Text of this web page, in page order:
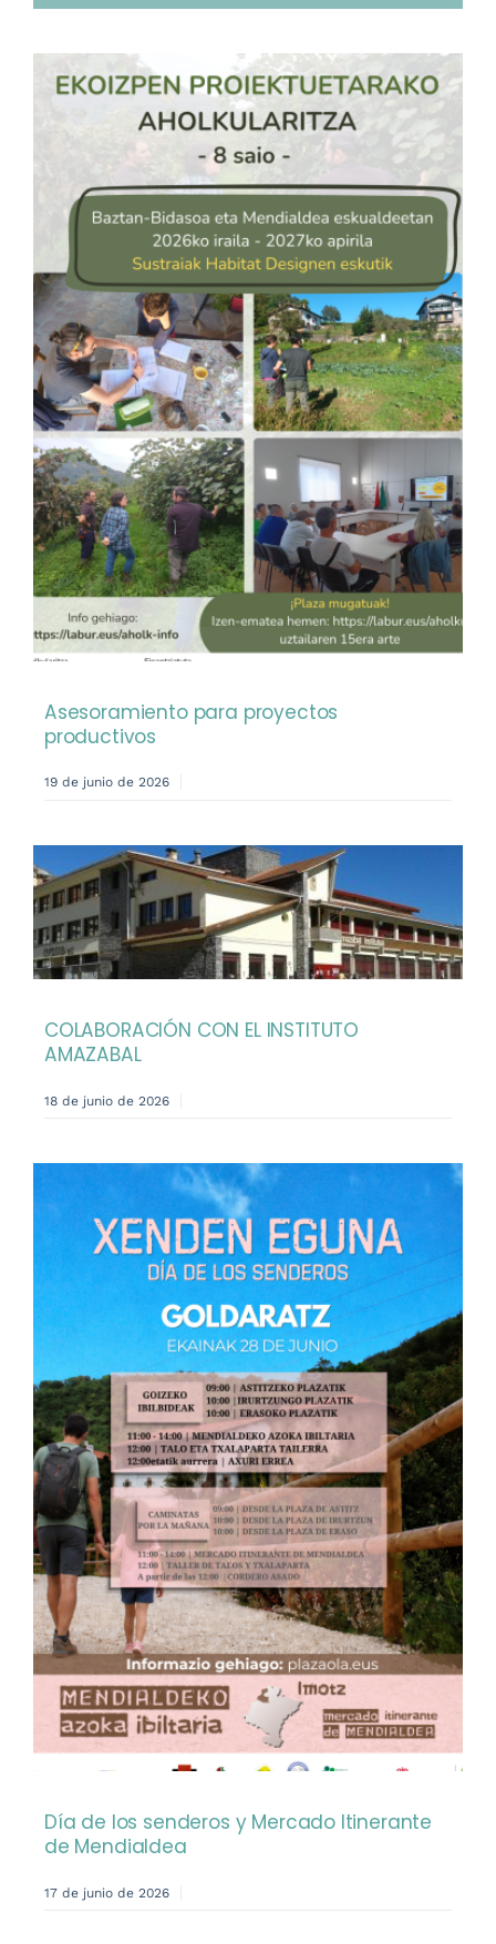
Asesoramiento para proyectos
productivos
19 de junio de 2026
COLABORACIÓN CON EL INSTITUTO
AMAZABAL
18 de junio de 2026
Día de los senderos y Mercado Itinerante
de Mendialdea
17 de junio de 2026